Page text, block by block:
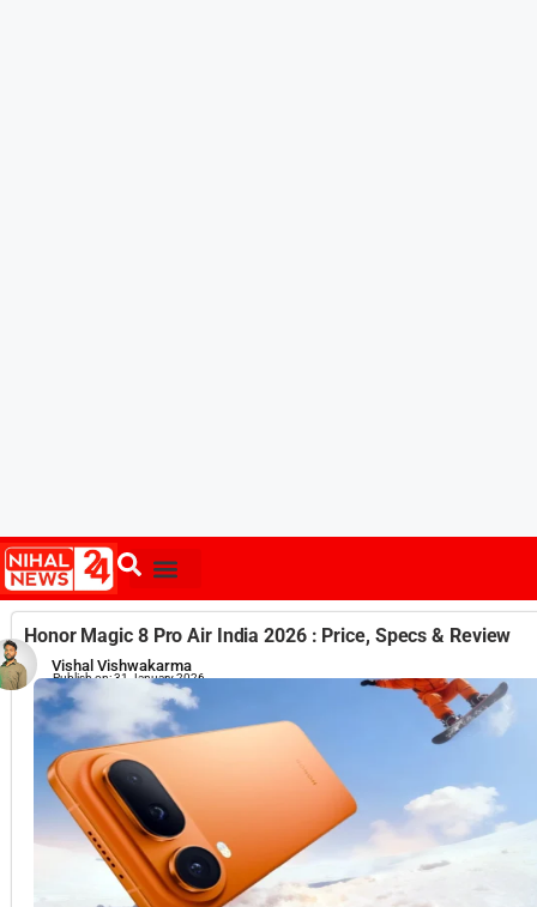
Honor Magic 8 Pro Air India 2026 : Price, Specs & Review
Vishal Vishwakarma
Publish on:31 January 2026